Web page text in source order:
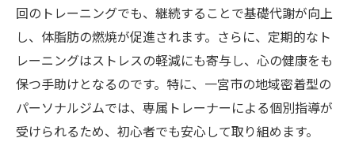
回のトレーニングでも、継続することで基礎代謝が向上
し、体脂肪の燃焼が促進されます。さらに、定期的なト
レーニングはストレスの軽減にも寄与し、心の健康をも
保つ手助けとなるのです。特に、一宮市の地域密着型の
パーソナルジムでは、専属トレーナーによる個別指導が
受けられるため、初心者でも安心して取り組めます。